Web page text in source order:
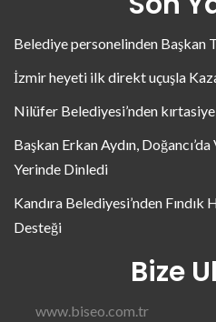
Belediye personelinden Başkan
İzmir heyeti ilk direkt uçuşla
Nilüfer Belediyesi’nden
Başkan Erkan Aydın,
Yerinde Dinledi
Kandıra Belediyesi’nden
Desteği
Bize
www.biseo.com.tr